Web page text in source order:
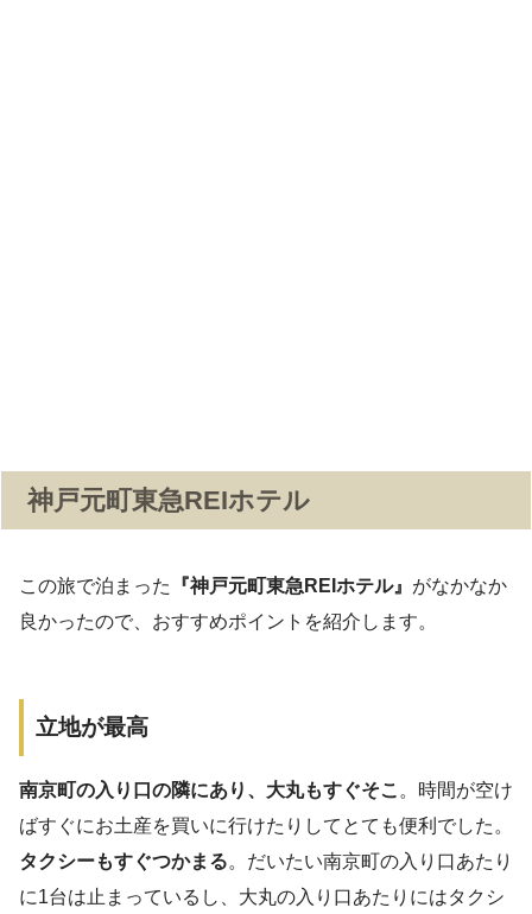
神戸元町東急REIホテル
この旅で泊まった 『神戸元町東急REIホテル』 がなかなか
良かったので、おすすめポイントを紹介します。
立地が最高
南京町の入り口の隣にあり、大丸もすぐそこ 。時間が空け
ばすぐにお土産を買いに行けたりしてとても便利でした。
タクシーもすぐつかまる。だいたい南京町の入り口あたり
に1台は止まっているし、大丸の入り口あたりにはタクシ